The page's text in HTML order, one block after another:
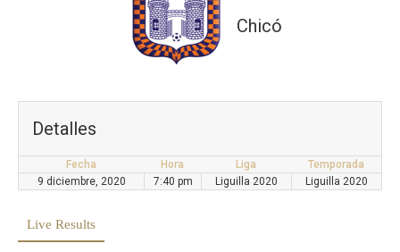
Chicó
Detalles
Fecha Hora Liga
Temporada
9 diciembre, 2020
7:40 pm Liguilla 2020 Liguilla 2020
Live Results